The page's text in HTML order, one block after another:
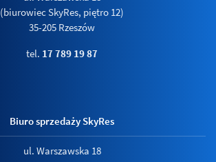
(biurowiec SkyRes, piętro 12)
35-205 Rzeszów
tel. 17 789 19 87
Biuro sprzedaży SkyRes
ul. Warszawska 18